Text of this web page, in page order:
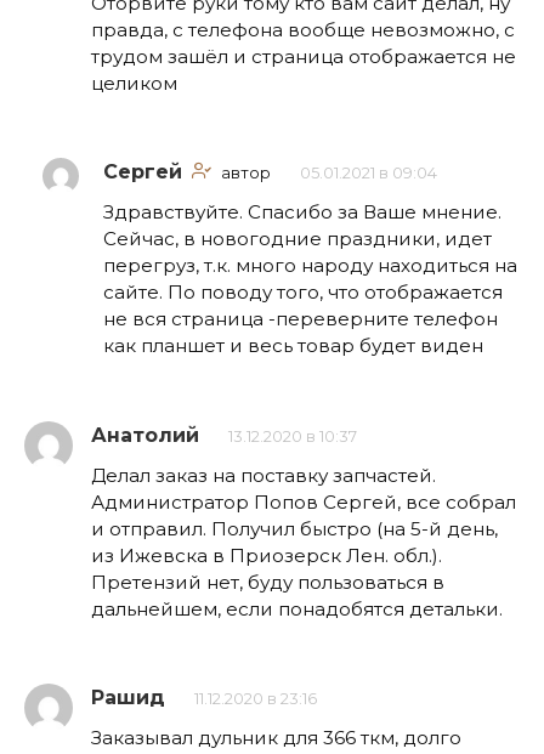
правда, с телефона вообще невозможно, с
трудом зашёл и страница отображается не
целиком
Сергей автор 05.01.2021 в 09:04
Здравствуйте. Спасибо за Ваше мнение.
Сейчас, в новогодние праздники, идет
перегруз, т.к. много народу находиться на
сайте. По поводу того, что отображается
не вся страница -переверните телефон
как планшет и весь товар будет виден
Анатолий 13.12.2020 в 10:37
Делал заказ на поставку запчастей.
Администратор Попов Сергей, все собрал
и отправил. Получил быстро (на 5-й день,
из Ижевска в Приозерск Лен. обл.).
Претензий нет, буду пользоваться в
дальнейшем, если понадобятся детальки.
Рашид 11.12.2020 в 23:16
Заказывал дульник для 366 ткм, долго